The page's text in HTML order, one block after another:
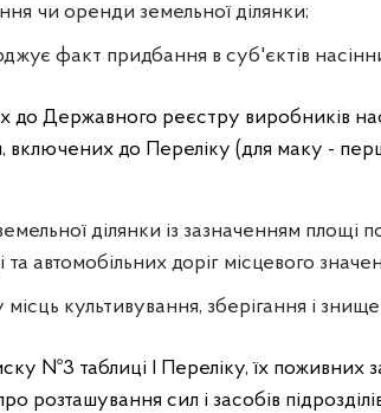
чи оренди земельної ділянки;
факт придбання в суб'єктів
до Державного реєстру виробників
включених до Переліку (для маку -
ділянки із зазначенням площі
та автомобільних доріг місцевого
культивування, зберігання і
№3 таблиці I Переліку, їх поживних
розташування сил і засобів